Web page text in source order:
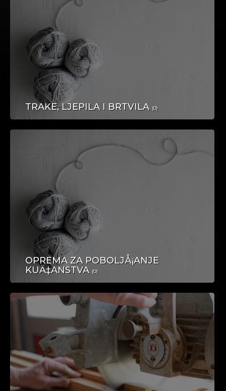
HRANA I PIĆE
OSTALO
TRAKE, LJEPILA I BRTVILA (0)
OPREMA ZA POBOLJÅ¡ANJE
KUÄ‡ANSTVA (0)